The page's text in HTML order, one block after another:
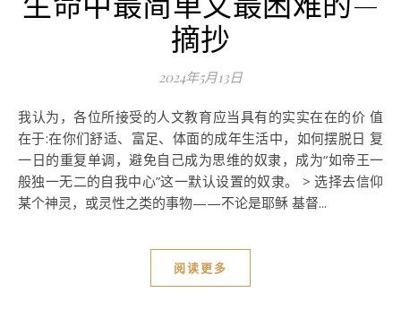
摘抄
2024年5月13日
我认为，各位所接受的人文教育应当具有的实实在在的价 值
在于:在你们舒适、富足、体面的成年生活中，如何摆脱日 复
一日的重复单调，避免自己成为思维的奴隶，成为“如帝王一
般独一无二的自我中心”这一默认设置的奴隶。 > 选择去信仰
某个神灵，或灵性之类的事物——不论是耶稣 基督...
阅读更多